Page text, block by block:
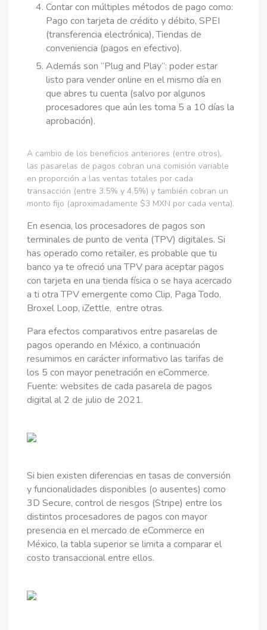
Contar con múltiples métodos de pago como:
Pago con tarjeta de crédito y débito, SPEI
(transferencia electrónica), Tiendas de
conveniencia (pagos en efectivo).
Además son “Plug and Play”: poder estar
listo para vender online en el mismo día en
que abres tu cuenta (salvo por algunos
procesadores que aún les toma 5 a 10 días la
aprobación).
A cambio de los beneficios anteriores (entre otros),
las pasarelas de pagos cobran una comisión variable
en proporción a las ventas totales por cada
transacción (entre 3.5% y 4.5%) y también cobran un
monto fijo (aproximadamente $3 MXN por cada venta).
En esencia, los procesadores de pagos son
terminales de punto de venta (TPV) digitales. Si
has operado como retailer, es probable que tu
banco ya te ofreció una TPV para aceptar pagos
con tarjeta en una tienda física o se haya acercado
a ti otra TPV emergente como Clip, Paga Todo,
Broxel Loop, iZettle, entre otras.
Para efectos comparativos entre pasarelas de
pagos operando en México, a continuación
resumimos en carácter informativo las tarifas de
los 5 con mayor penetración en eCommerce.
Fuente: websites de cada pasarela de pagos
digital al 2 de julio de 2021.
Si bien existen diferencias en tasas de conversión
y funcionalidades disponibles (o ausentes) como
3D Secure, control de riesgos (Stripe) entre los
distintos procesadores de pagos con mayor
presencia en el mercado de eCommerce en
México, la tabla superior se limita a comparar el
costo transaccional entre ellos.